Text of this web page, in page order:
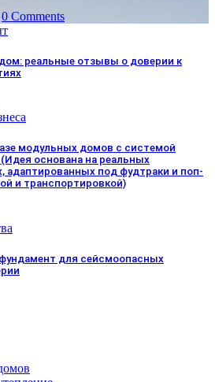
0 Comments
реальные отзывы о доверии к
модульных домов с системой
основана на реальных
адаптированных под фудтраки и поп-
и транспортировкой)
для сейсмоопасных